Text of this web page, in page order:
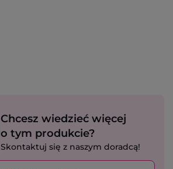
Chcesz wiedzieć więcej
o tym produkcie?
Skontaktuj się z naszym doradcą!